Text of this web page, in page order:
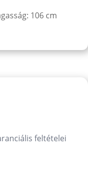
106 cm
feltételei